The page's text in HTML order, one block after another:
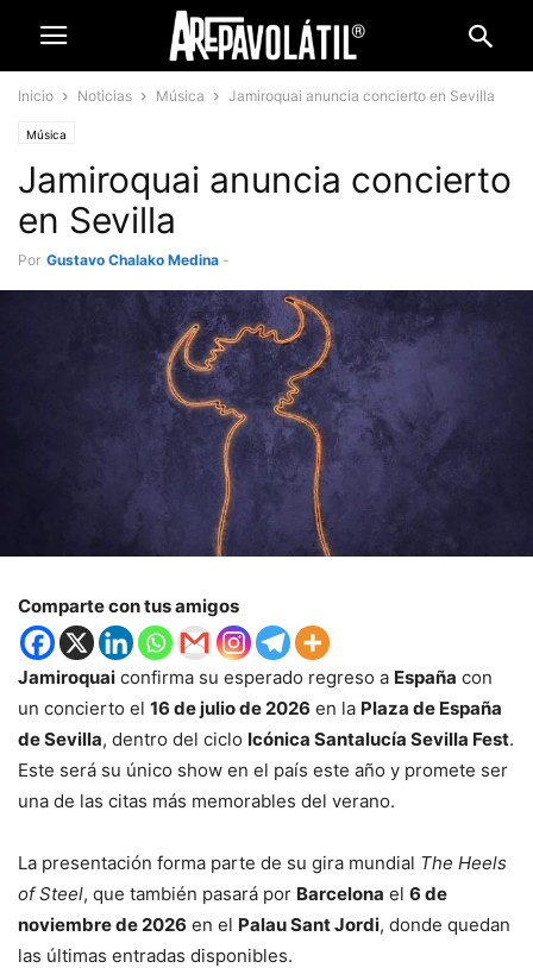
Inicio Noticias Música Jamiroquai anuncia concierto en Sevilla
Música
Jamiroquai anuncia concierto
en Sevilla
Por Gustavo Chalako Medina -
Comparte con tus amigos
Jamiroquai confirma su esperado regreso a España con
un concierto el 16 de julio de 2026 en la Plaza de España
de Sevilla, dentro del ciclo Icónica Santalucía Sevilla Fest.
Este será su único show en el país este año y promete ser
una de las citas más memorables del verano.
La presentación forma parte de su gira mundial The Heels
of Steel, que también pasará por Barcelona el 6 de
noviembre de 2026 en el Palau Sant Jordi, donde quedan
las últimas entradas disponibles.